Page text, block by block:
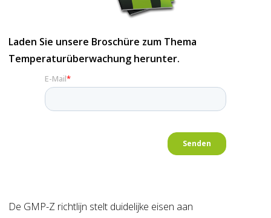
De GMP-Z richtlijn stelt duidelijke eisen aan
Laden Sie unsere Broschüre zum Thema
Temperaturüberwachung herunter.